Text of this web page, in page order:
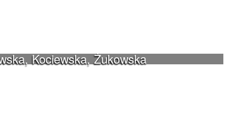
Kociewska, Żukowska